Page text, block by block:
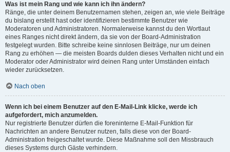
Was ist mein Rang und wie kann ich ihn ändern?
Ränge, die unter deinem Benutzernamen stehen, zeigen an, wie viele Beiträge
du bislang erstellt hast oder identifizieren bestimmte Benutzer wie
Moderatoren und Administratoren. Normalerweise kannst du den Wortlaut
eines Ranges nicht direkt ändern, da sie von der Board-Administration
festgelegt wurden. Bitte schreibe keine sinnlosen Beiträge, nur um deinen
Rang zu erhöhen — die meisten Boards dulden dieses Verhalten nicht und ein
Moderator oder Administrator wird deinen Rang unter Umständen einfach
wieder zurücksetzen.
Nach oben
Wenn ich bei einem Benutzer auf den E-Mail-Link klicke, werde ich
aufgefordert, mich anzumelden.
Nur registrierte Benutzer dürfen die foreninterne E-Mail-Funktion für
Nachrichten an andere Benutzer nutzen, falls diese von der Board-
Administration freigeschaltet wurde. Diese Maßnahme soll den Missbrauch
dieses Systems durch Gäste verhindern.